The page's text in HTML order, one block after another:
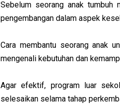
Sebelum seorang anak tumbuh
pengembangan dalam aspek
Cara membantu seorang anak
mengenali kebutuhan dan
Agar efektif, program luar
selesaikan selama tahap